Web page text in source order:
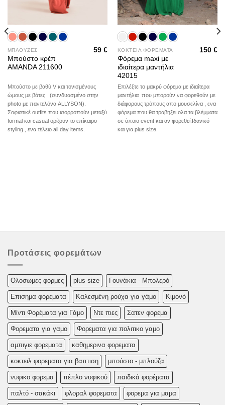
ΜΠΛΟΥΖΕΣ
Μπούστο κρέπ
AMANDA 211600
59€
Μπούστο με βαθύ V και τονισμένους
ώμους με βάτες (συνδυασμένο στην
photo με παντελόνα ALLYSON).
Σοφιστικέ outfits που ισορροπούν μεταξύ
formal και casual ορίζουν το επίκαιρο
styling , ενα τέλειο all day items.
ΚΟΚΤΕΙΛ ΦΟΡΕΜΑΤΑ
Φόρεμα maxi με
ιδιαίτερα μαντήλια
42015
150€
Επιλέξτε το μακρύ φόρεμα με ιδιαίτερα
μαντήλια που μπορούν να φορεθούν με
διάφορους τρόπους απο μουσελίνα , ενα
φόρεμα που θα τραβηξει ολα τα βλέμματα
σε όποιο event και αν φορεθεί.Ιδανικό
και για plus size.
Προτάσεις φορεμάτων
Oλoσωμες φoρμες plus size Γουνάκια - Μπολερό
Επισημα φορεματα Καλεσμένη ρούχα για γάμο Κιμονό
Μίντι Φορέματα για Γάμο Ντε πιες Σατεν φορεμα
Φορεματα για γαμο Φορεματα για πολιτικο γαμο
αμπιγιε φορεματα καθημερινα φορεματα
κοκτειλ φορεματα για βαπτιση μπούστο - μπλούζα
νυφικο φορεμα πέπλο νυφικού παιδικά φορέματα
παλτό - σακάκι φλοραλ φορεματα φορεμα για μαμα